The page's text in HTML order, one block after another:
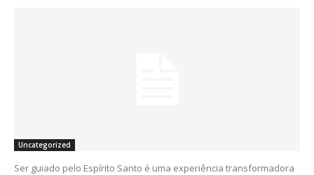
Uncategorized
Ser guiado pelo Espírito Santo é uma experiência transformadora